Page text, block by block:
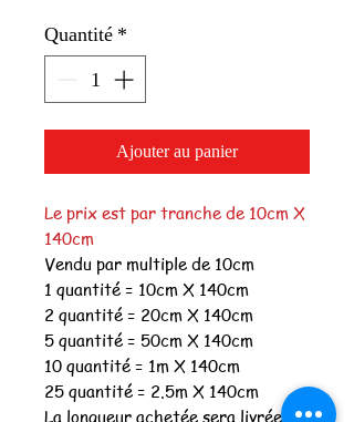
1
Mètre
Quantité *
Ajouter au panier
Le prix est par tranche de 10cm X
140cm
Vendu par multiple de 10cm
1 quantité = 10cm X 140cm
2 quantité = 20cm X 140cm
5 quantité = 50cm X 140cm
10 quantité = 1m X 140cm
25 quantité = 2.5m X 140cm
La longueur achetée sera livrée en